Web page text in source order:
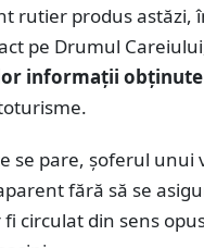
rutier produs astăzi,
pe Drumul
informații obținute
se pare, șoferul unui
fără să se
fi circulat din sens